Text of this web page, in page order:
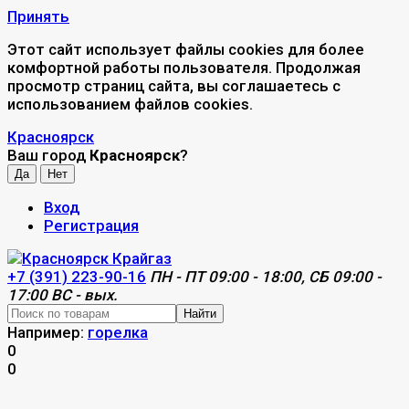
Принять
Этот сайт использует файлы cookies для более
комфортной работы пользователя. Продолжая
просмотр страниц сайта, вы соглашаетесь с
использованием файлов cookies.
Красноярск
Ваш город Красноярск?
Вход
Регистрация
+7 (391) 223-90-16 ПН - ПТ 09:00 - 18:00, СБ 09:00 -
17:00 ВС - вых.
Найти
Например: горелка
0
0